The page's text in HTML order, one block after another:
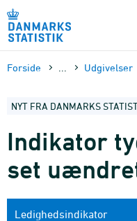
sidens
Forside Udgivelser
NYT FRA DANMARKS
Indikator
set
Ledighedsindikator